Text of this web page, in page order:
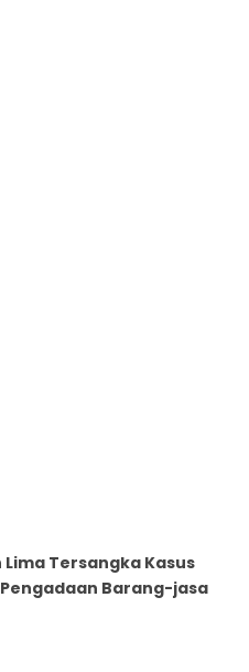
Lima Tersangka Kasus
Barang-jasa